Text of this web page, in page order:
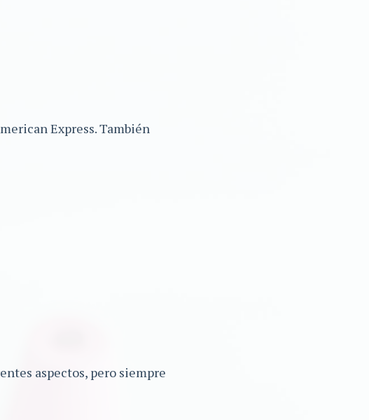
Express. También
aspectos, pero siempre